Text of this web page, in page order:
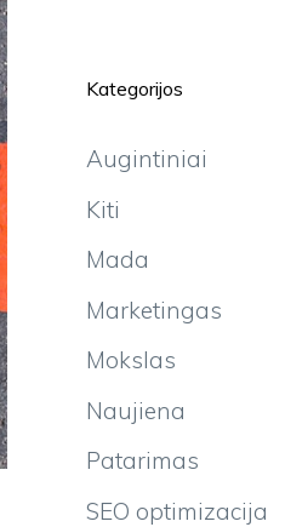
Kategorijos
Augintiniai
Kiti
Mada
Marketingas
Mokslas
Naujiena
Patarimas
SEO optimizacija